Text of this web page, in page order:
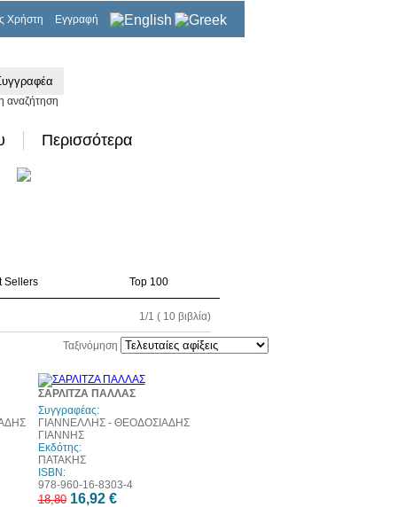
Χρήστη Εγγραφή
αναζήτηση
Περισσότερα
Sellers Top 100
1/1 ( 10 βιβλία)
Ταξινόμηση
ΣΑΡΛΙΤΖΑ ΠΑΛΛΑΣ
Συγγραφέας:
ΓΙΑΝΝΕΛΛΗΣ - ΘΕΟΔΟΣΙΑΔΗΣ
ΓΙΑΝΝΗΣ
Εκδότης:
ΠΑΤΑΚΗΣ
ISBN:
978-960-16-8303-4
18,80 16,92 €